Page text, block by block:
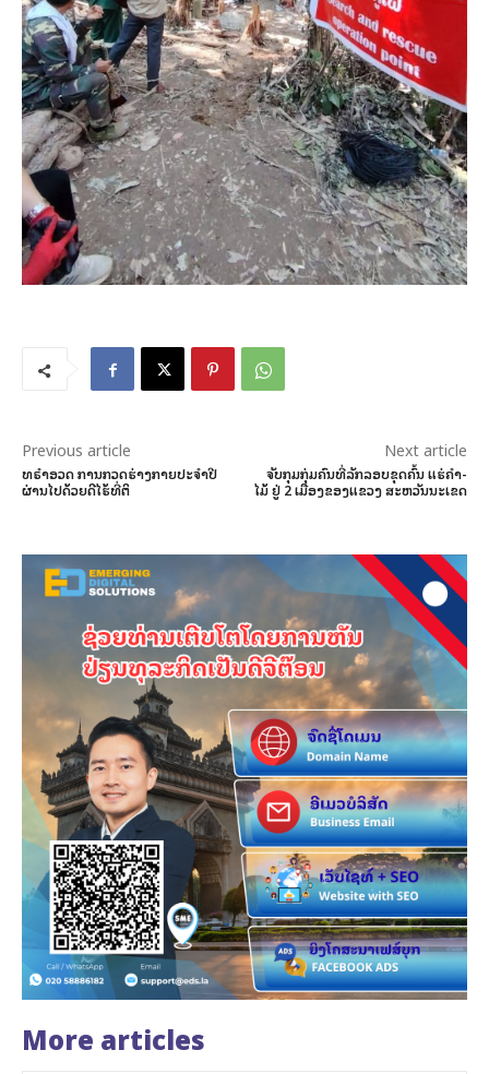
Previous article
ທຣຳອວດ ການກວດຮ່າງກາຍປະຈຳປີ
ຜ່ານໄປດ້ວຍດີໄຮ້ທີ່ຕິ
Next article
ຈັບກຸມກຸ່ມຄົນທີ່ລັກລອບຂຸດຄົ້ນ ແຮ່ຄໍາ-
ໄມ້ ຢູ່ 2 ເມືອງຂອງແຂວງ ສະຫວັນນະເຂດ
More articles